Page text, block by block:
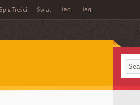
Treści Świat Tagi Tagi